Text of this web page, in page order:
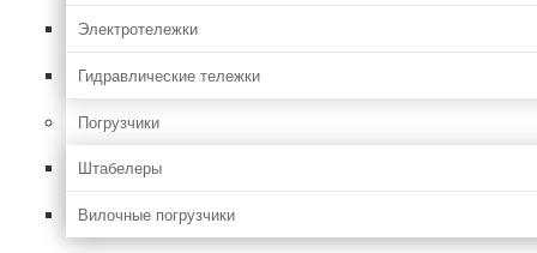
Электротележки
Гидравлические тележки
Погрузчики
Штабелеры
Вилочные погрузчики